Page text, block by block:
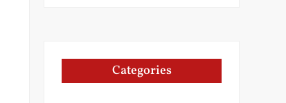
Categories